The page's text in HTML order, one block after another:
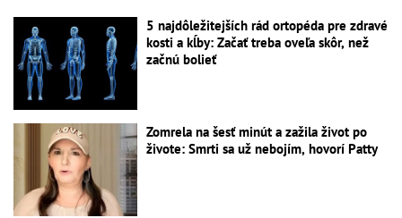
5 najdôležitejších rád ortopéda pre zdravé
kosti a kĺby: Začať treba oveľa skôr, než
začnú bolieť
Zomrela na šesť minút a zažila život po
živote: Smrti sa už nebojím, hovorí Patty